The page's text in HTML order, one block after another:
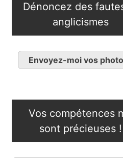
Dénoncez des
anglicismes
Envoyez-moi vos
Vos compétences
sont précieuses !